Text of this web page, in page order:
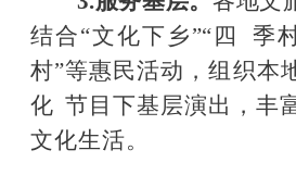
结合“文化下乡”“四 季
村”等惠民活动，组织本
化 节目下基层演出，丰
文化生活。